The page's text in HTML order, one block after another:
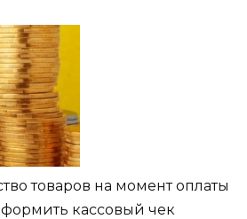
товаров на момент оплаты
кассовый чек